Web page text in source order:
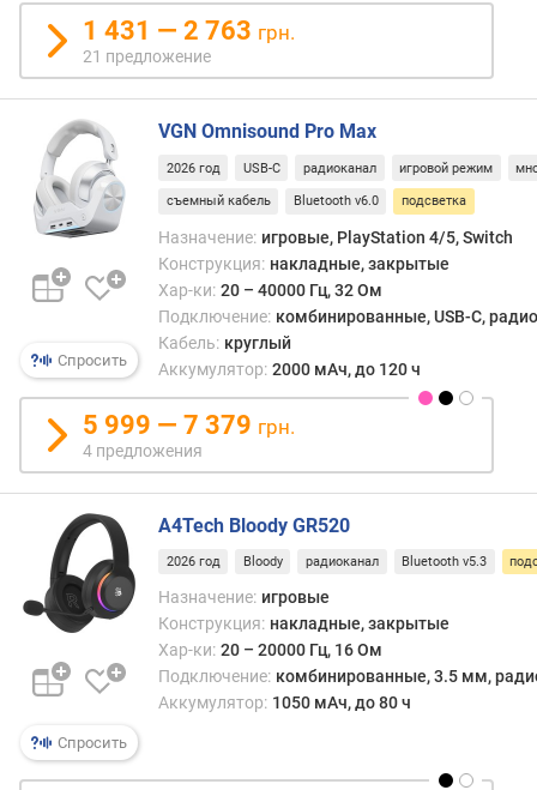
к
а
б
е
л
я
(
м
)
р
а
и
у
с
д
е
й
с
т
в
и
я
(
)
и
п
1 431 — 2 763 грн.
21 предложение
Спросить
VGN Omnisound Pro Max
2026 год USB-C радиоканал игровой режим
съемный кабель Bluetooth v6.0 подсветка
Назначение: игровые, PlayStation 4/5, Switch
Конструкция: накладные, закрытые
Хар-ки: 20 – 40000 Гц, 32 Ом
Подключение: комбинированные, USB-C,
Кабель: круглый
Аккумулятор: 2000 мАч, до 120 ч
5 999 — 7 379 грн.
4 предложения
Спросить
A4Tech Bloody GR520
2026 год Bloody радиоканал Bluetooth v5.3
Назначение: игровые
Конструкция: накладные, закрытые
Хар-ки: 20 – 20000 Гц, 16 Ом
Подключение: комбинированные, 3.5 мм,
Аккумулятор: 1050 мАч, до 80 ч